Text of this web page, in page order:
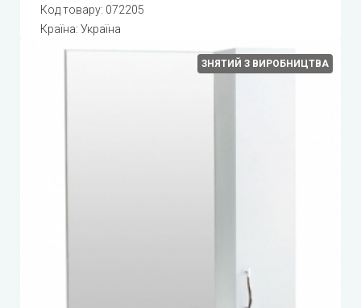
Код товару: 072205
Країна: Україна
ЗНЯТИЙ З ВИРОБНИЦТВА